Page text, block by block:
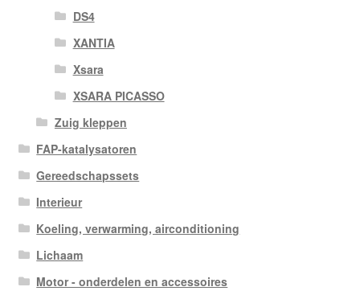
DS4
XANTIA
Xsara
XSARA PICASSO
Zuig kleppen
FAP-katalysatoren
Gereedschapssets
Interieur
Koeling, verwarming, airconditioning
Lichaam
Motor - onderdelen en accessoires